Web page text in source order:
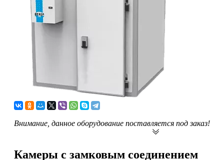
Внимание, данное оборудование поставляется под заказ!
Камеры с замковым соединением